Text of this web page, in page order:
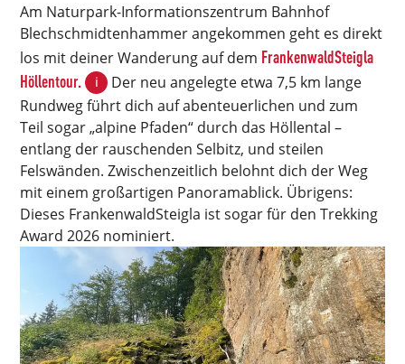
Am Naturpark-Informationszentrum Bahnhof
Blechschmidtenhammer angekommen geht es direkt
los mit deiner Wanderung auf dem FrankenwaldSteigla
Höllentour.
i
Der neu angelegte etwa 7,5 km lange
Rundweg führt dich auf abenteuerlichen und zum
Teil sogar „alpine Pfaden“ durch das Höllental –
entlang der rauschenden Selbitz, und steilen
Felswänden. Zwischenzeitlich belohnt dich der Weg
mit einem großartigen Panoramablick. Übrigens:
Dieses FrankenwaldSteigla ist sogar für den Trekking
Award 2026 nominiert.